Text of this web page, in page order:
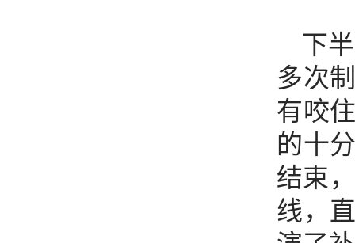
下
多次
有咬
的十
结束
线，